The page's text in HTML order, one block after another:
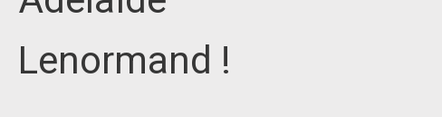
Lenormand !